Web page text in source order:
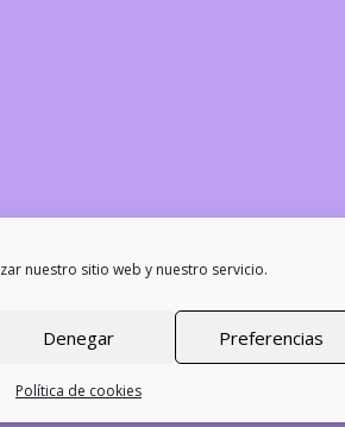
nuestro sitio web y nuestro servicio.
Denegar Preferencias
Política de cookiespronto!